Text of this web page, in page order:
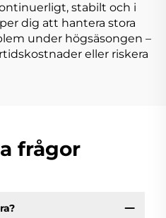
stabilt och i
dig att hantera stora
under högsäsongen –
eller riskera
frågor